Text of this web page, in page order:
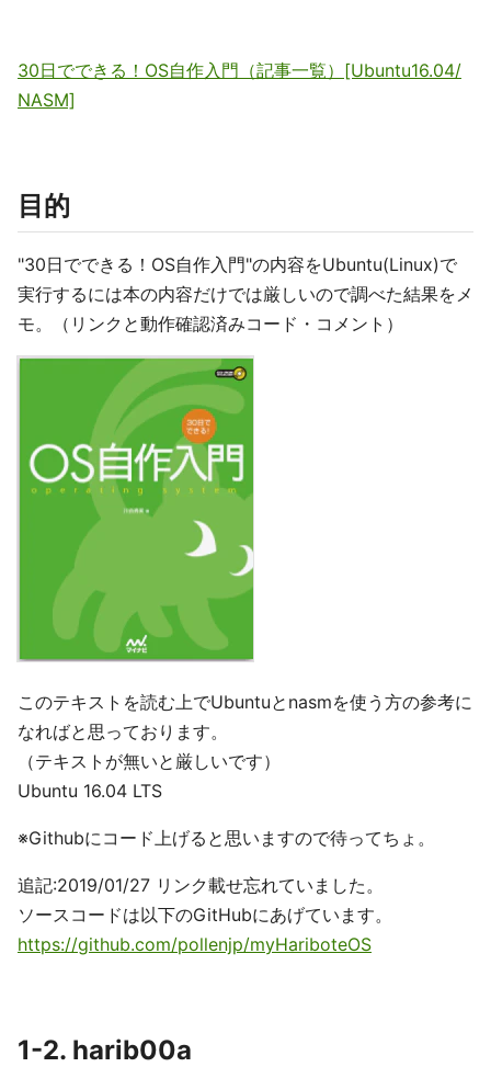
30日でできる！OS自作入門（記事一覧）[Ubuntu16.04/
NASM]
目的
"30日でできる！OS自作入門"の内容をUbuntu(Linux)で
実行するには本の内容だけでは厳しいので調べた結果をメ
モ。（リンクと動作確認済みコード・コメント）
このテキストを読む上でUbuntuとnasmを使う方の参考に
なればと思っております。
（テキストが無いと厳しいです）
Ubuntu 16.04 LTS
※Githubにコード上げると思いますので待ってちょ。
追記:2019/01/27 リンク載せ忘れていました。
ソースコードは以下のGitHubにあげています。
https://github.com/pollenjp/myHariboteOS
1-2. harib00a